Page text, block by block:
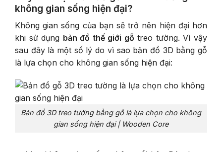
không gian sống hiện đại?
Không gian sống của bạn sẽ trở nên hiện đại hơn
khi sử dụng bản đồ thế giới gỗ treo tường. Vì vậy
sau đây là một số lý do vì sao bản đồ 3D bằng gỗ
là lựa chọn cho không gian sống hiện đại:
Bản đồ 3Dtreo tường bằng gỗ là lựa chọn cho không
gian sống hiện đại | Wooden Core